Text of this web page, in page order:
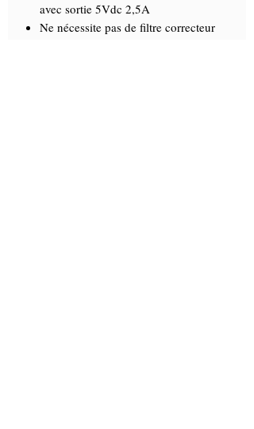
avec sortie 5Vdc 2,5A
Ne nécessite pas de filtre correcteur